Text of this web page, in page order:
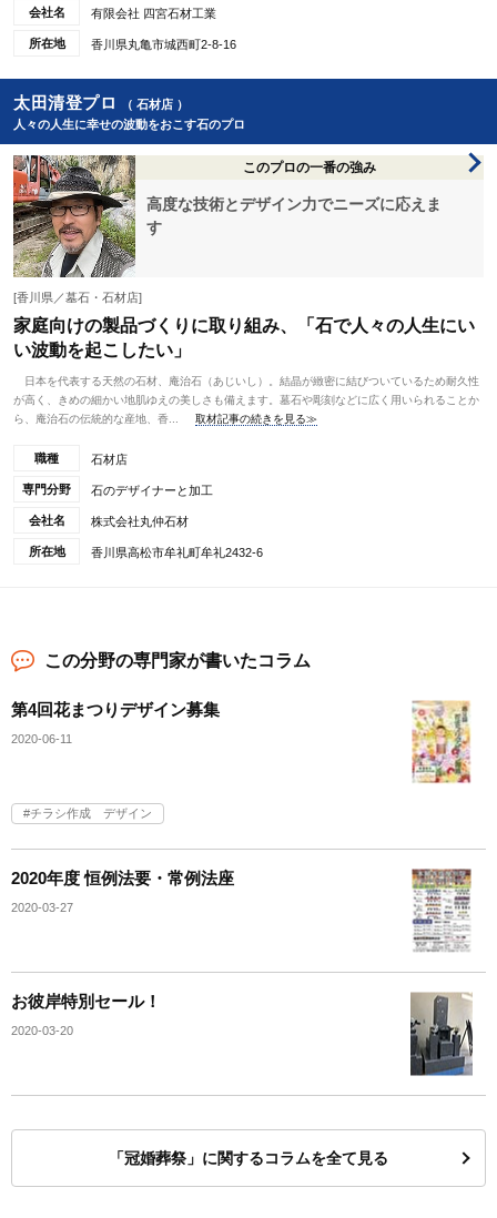
会社名 有限会社 四宮石材工業
所在地 香川県丸亀市城西町2-8-16
太田清登プロ
（ 石材店 ）
人々の人生に幸せの波動をおこす石のプロ
このプロの一番の強み
高度な技術とデザイン力でニーズに応えま
す
[香川県／墓石・石材店]
家庭向けの製品づくりに取り組み、「石で人々の人生にい
い波動を起こしたい」
日本を代表する天然の石材、庵治石（あじいし）。結晶が緻密に結びついているため耐久性
が高く、きめの細かい地肌ゆえの美しさも備えます。墓石や彫刻などに広く用いられることか
ら、庵治石の伝統的な産地、香...
取材記事の続きを見る≫
職種 石材店
専門分野 石のデザイナーと加工
会社名 株式会社丸仲石材
所在地 香川県高松市牟礼町牟礼2432-6
この分野の専門家が書いたコラム
第4回花まつりデザイン募集
2020-06-11
チラシ作成 デザイン
2020年度 恒例法要・常例法座
2020-03-27
お彼岸特別セール！
2020-03-20
「冠婚葬祭」に関するコラムを全て見る